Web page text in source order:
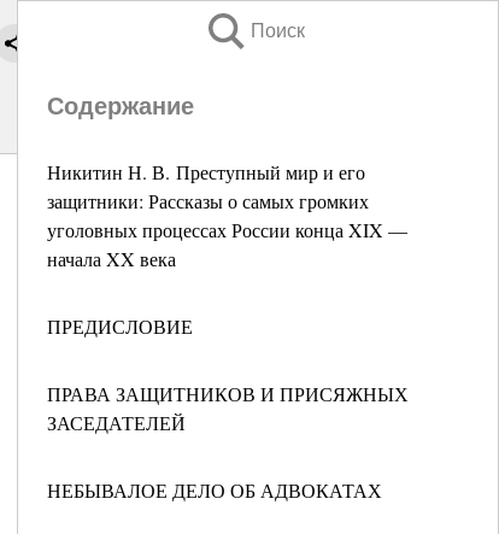
Поиск
Содержание
Никитин Н. В. Преступный мир и его
защитники: Рассказы о самых громких
уголовных процессах России конца XIX —
начала XX века
ПРЕДИСЛОВИЕ
ПРАВА ЗАЩИТНИКОВ И ПРИСЯЖНЫХ
ЗАСЕДАТЕЛЕЙ
НЕБЫВАЛОЕ ДЕЛО ОБ АДВОКАТАХ